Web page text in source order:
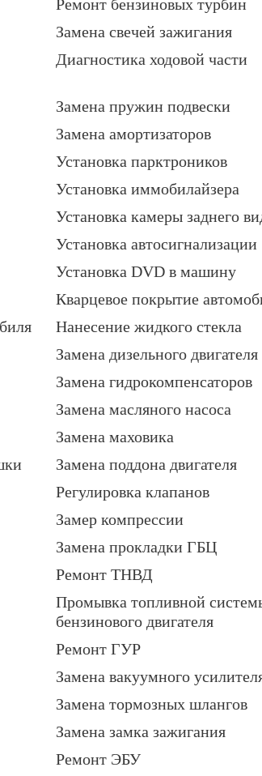
Ремонт бензиновых турбин
Замена свечей зажигания
Диагностика ходовой части
Замена пружин подвески
Замена амортизаторов
Установка парктроников
Установка иммобилайзера
Установка камеры заднего
Установка автосигнализации
Установка DVD в машину
Кварцевое покрытие
Нанесение жидкого стекла
Замена дизельного двигателя
Замена гидрокомпенсаторов
Замена масляного насоса
Замена маховика
Замена поддона двигателя
Регулировка клапанов
Замер компрессии
Замена прокладки ГБЦ
Ремонт ТНВД
Промывка топливной
бензинового двигателя
Ремонт ГУР
Замена вакуумного
Замена тормозных шлангов
Замена замка зажигания
Ремонт ЭБУ